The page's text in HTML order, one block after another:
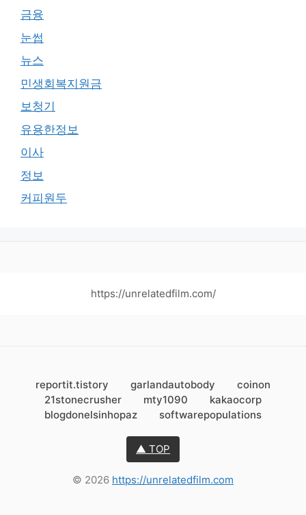
금융
눈썹
뉴스
민생회복지원금
보청기
유용한정보
이사
정보
커피원두
https://unrelatedfilm.com/
reportit.tistory garlandautobody
coinon
21stonecrusher
mty1090
kakaocorp
blogdonelsinhopaz
softwarepopulations
▲ TOP
© 2026 https://unrelatedfilm.com